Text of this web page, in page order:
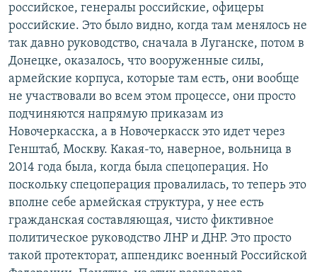
российское, генералы российские, офицеры
российские. Это было видно, когда там менялось не
так давно руководство, сначала в Луганске, потом в
Донецке, оказалось, что вооруженные силы,
армейские корпуса, которые там есть, они вообще
не участвовали во всем этом процессе, они просто
подчиняются напрямую приказам из
Новочеркасска, а в Новочеркасск это идет через
Генштаб, Москву. Какая-то, наверное, вольница в
2014 года была, когда была спецоперация. Но
поскольку спецоперация провалилась, то теперь это
вполне себе армейская структура, у нее есть
гражданская составляющая, чисто фиктивное
политическое руководство ЛНР и ДНР. Это просто
такой протекторат, аппендикс военный Российской